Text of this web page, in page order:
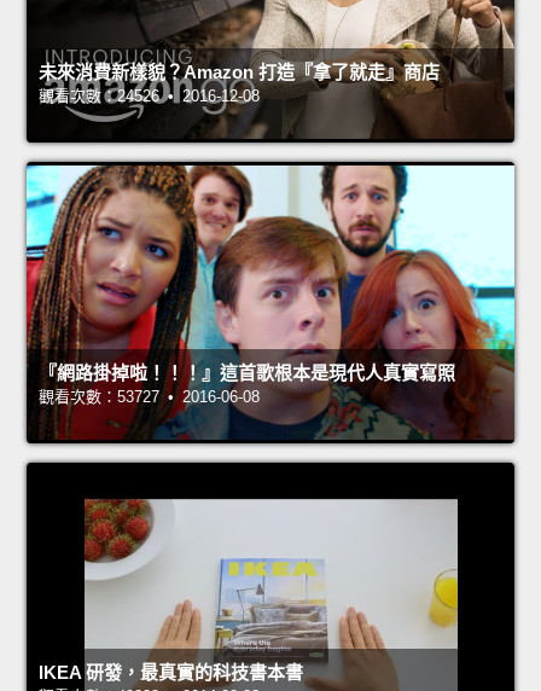
未來消費新樣貌？Amazon 打造『拿了就走』商店
觀看次數：24526 • 2016-12-08
『網路掛掉啦！！！』這首歌根本是現代人真實寫照
觀看次數：53727 • 2016-06-08
IKEA 研發，最真實的科技書本書